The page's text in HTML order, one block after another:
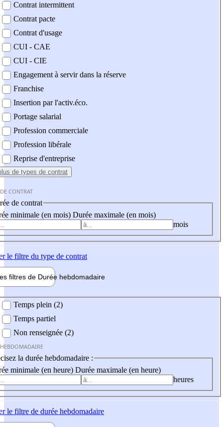
Contrat intermittent
Contrat pacte
Contrat d'usage
CUI - CAE
CUI - CIE
Engagement à servir dans la réserve
Franchise
Insertion par l'activ.éco.
Portage salarial
Profession commerciale
Profession libérale
Reprise d'entreprise
de types de contrat
CONTRAT
de contrat
minimale (en mois) Durée maximale (en mois)
mois
le filtre du type de contrat
filtres de Durée hebdomadaire
Temps plein (2)
Temps partiel
Non renseignée (2)
la durée hebdomadaire :
minimale (en heure) Durée maximale (en heure)
heures
le filtre de durée hebdomadaire